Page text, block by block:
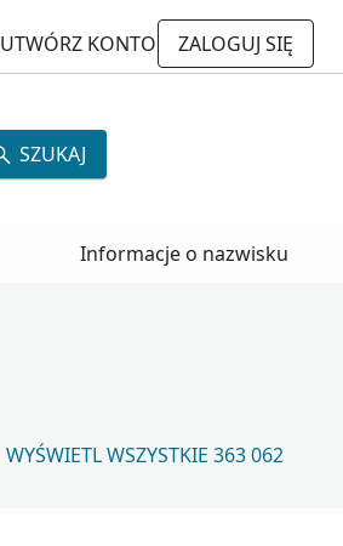
UTWÓRZ KONTO
ZALOGUJ SIĘ
SZUKAJ
Informacje o nazwisku
WYŚWIETL WSZYSTKIE 363 062